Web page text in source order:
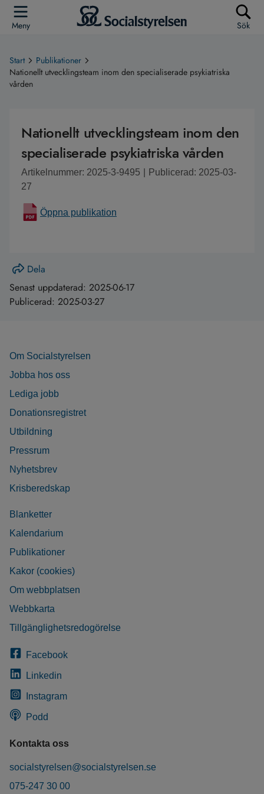
Meny Sök
Start
Publikationer
Nationellt utvecklingsteam inom den specialiserade psykiatriska
vården
Nationellt utvecklingsteam inom den
specialiserade psykiatriska vården
Artikelnummer: 2025-3-9495
Publicerad: 2025-03-
27
Öppna publikation
Dela
Senast uppdaterad: 2025-06-17
Publicerad: 2025-03-27
Om Socialstyrelsen
Jobba hos oss
Lediga jobb
Donationsregistret
Utbildning
Pressrum
Nyhetsbrev
Krisberedskap
Blanketter
Kalendarium
Publikationer
Kakor (cookies)
Om webbplatsen
Webbkarta
Tillgänglighetsredogörelse
Facebook
Linkedin
Instagram
Podd
Kontakta oss
socialstyrelsen@socialstyrelsen.se
075-247 30 00